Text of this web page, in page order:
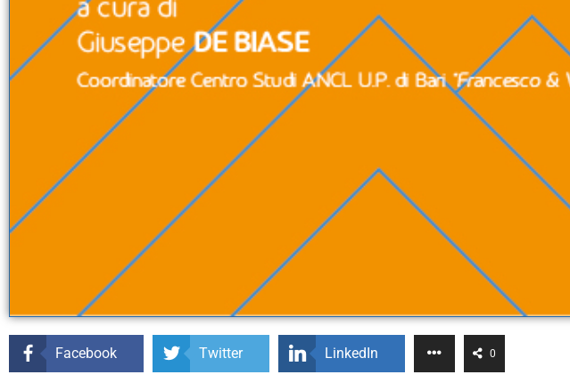
Facebook Twitter LinkedIn 0